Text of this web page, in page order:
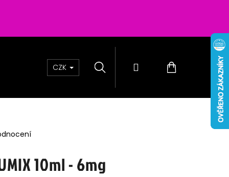
CZK Hledat PřihlášeníNákupní
10ml - 6mg